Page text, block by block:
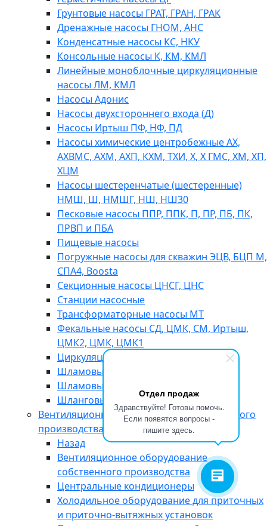
Отдел продаж
Здравствуйте! Готовы помочь.
Если появятся вопросы -
пишите здесь.
Грунтовые насосы ГРАТ, ГРАН, ГРАК
Дренажные насосы ГНОМ, АНС
Конденсатные насосы КС, НКУ
Консольные насосы К, КМ, КМЛ
Линейные моноблочные циркуляционные
насосы ЛМ, КМЛ
Насосы Адонис
Насосы двухстороннего входа (Д)
Насосы Иртыш ПФ, НФ, ПД
Насосы химические центробежные АХ,
АХВМС, АХМ, АХП, КХМ, ТХИ, Х, Х ГМС, ХМ, ХП,
ХЦМ
Насосы шестеренчатые (шестеренные)
НМШ, Ш, НМШГ, НШ, НШ30
Песковые насосы ППР, ППК, П, ПР, ПБ, ПК,
ПРВП и ПБА
Пищевые насосы
Погружные насосы для скважин ЭЦВ, БЦП М,
СПА4, Boosta
Секционные насосы ЦНСГ, ЦНС
Станции насосные
Трансформаторные насосы МТ
Фекальные насосы СД, ЦМК, СМ, Иртыш,
ЦМК2, ЦМК, ЦМК1
Циркуляционные насосы ЦНЛ
Шламовые насосы 6Ш8
Шламовые насосы ВШН
Шланговые насосы НП
Вентиляционное оборудование собственного
производства
Назад
Вентиляционное оборудование
собственного производства
Центральные кондиционеры
Холодильное оборудование для приточных
и приточно-вытяжных установок